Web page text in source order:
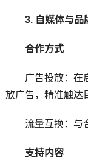
3. 自媒体与品
合作方式
广告投放：在
放广告，精准触达
流量互换：与
支持内容